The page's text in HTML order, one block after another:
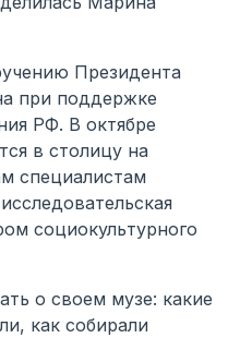
Президента
при поддержке
РФ. В октябре
в столицу на
специалистам
социокультурного
о своем музе: какие
как собирали